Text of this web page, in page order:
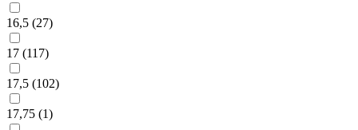
16,5 (27)
17 (117)
17,5 (102)
17,75 (1)